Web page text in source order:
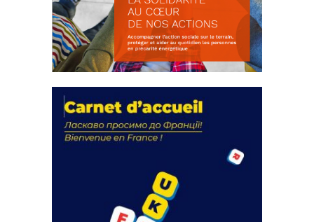
actions
18 septembre 2023
FEUILLETER